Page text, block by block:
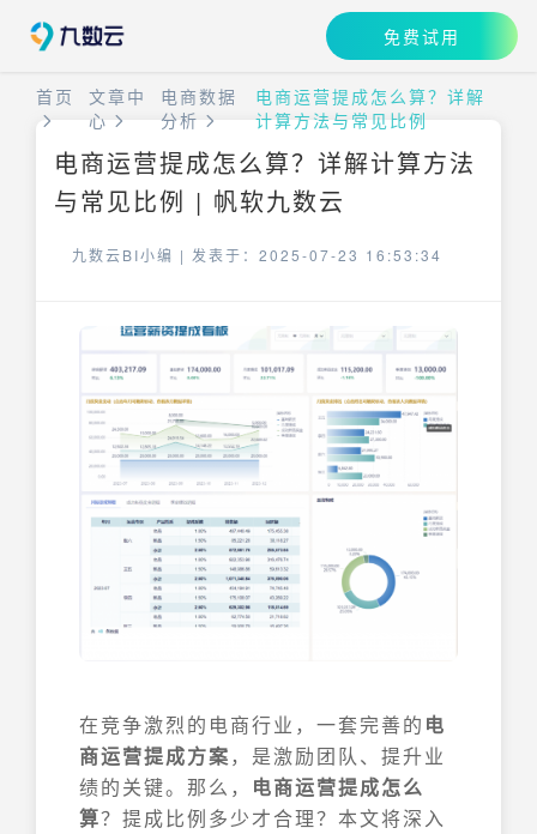
免费试用
首页
文章中
心
电商数据
分析
电商运营提成怎么算？详解
计算方法与常见比例
电商运营提成怎么算？详解计算方法
与常见比例 | 帆软九数云
九数云BI小编 | 发表于：2025-07-23 16:53:34
在竞争激烈的电商行业，一套完善的 电
商运营提成方案 ，是激励团队、提升业
绩的关键。那么， 电商运营提成怎么
算？提成比例多少才合理？本文将深入